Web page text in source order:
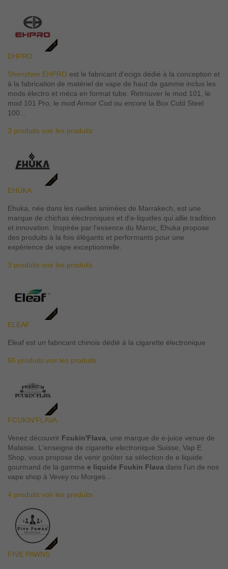
EHPRO
Shenzhen EHPRO est le fabricant d'ecigs dédié à la conception et
à la fabrication de matériel de vape de haut de gamme inclus les
mods électro et méca en format tube. Retrouver le mod 101, le
mod 101 Pro, le mod Armor Cod ou encore la Box Cold Steel
100...
3 produits voir les produits
EHUKA
Ehuka, née dans les ruelles animées de Marrakech, est une
marque de chichas électroniques et d'e-liquides qui allie tradition
et innovation. Inspirée par l'essence du Maroc, Ehuka propose
des produits à la fois élégants et performants pour une
expérience de vape exceptionnelle.
3 produits voir les produits
ELEAF
Eleaf est un fabricant chinois dédié à la cigarette électronique
65 produits voir les produits
FCUKIN'FLAVA
Venez découvrir Fcukin'Flava , une marque de e-juice venue de
Malaisie. L'enseigne de cigarette electronique Suisse, Vap E
Shop, vous propose de venir goûter sa sélection de e liquide
gourmand de la gamme e liquide Fcukin Flava dans l'un de nos
vape shop à Vevey ou Morges...
4 produits voir les produits
FIVE PAWNS